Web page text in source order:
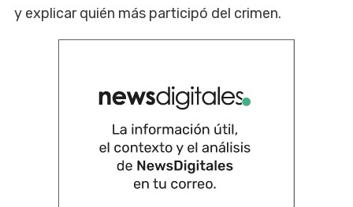
y explicar quién más participó del crimen.